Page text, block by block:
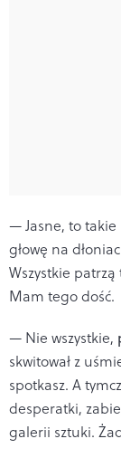
— Jasne, to
głowę na
Wszystkie
Mam tego dość.
— Nie wszystkie,
skwitował z
spotkasz. A
desperatki,
galerii sztuki.